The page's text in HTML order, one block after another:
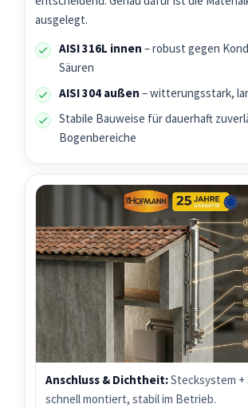
ausgelegt.
AISI 316L innen – robust gegen
Säuren
AISI 304 außen – witterungsstark,
Stabile Bauweise für dauerhaft
Bogenbereiche
Anschluss & Dichtheit:Stecksystem +
schnell montiert, stabil im Betrieb.